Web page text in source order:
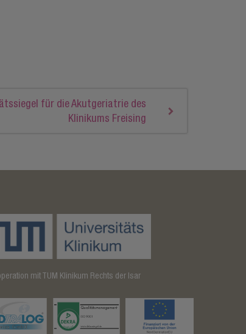
für die Akutgeriatrie des
Klinikums Freising
mit TUM Klinikum Rechts der Isar